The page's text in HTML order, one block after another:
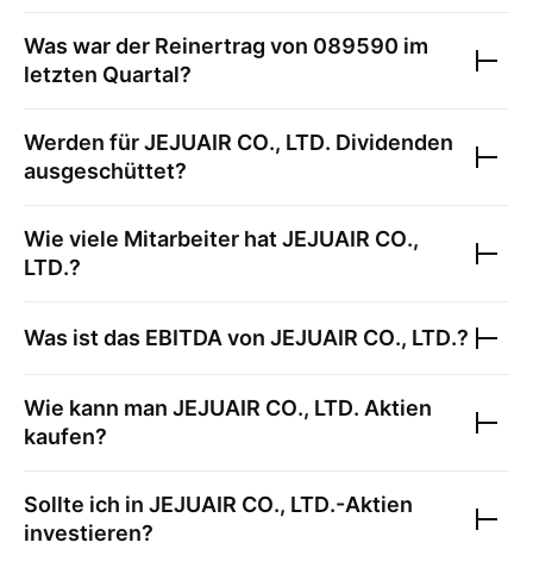
Was war der Reinertrag von 089590 im
letzten Quartal?
Werden fürJEJUAIR CO., LTD. Dividenden
ausgeschüttet?
Wie viele Mitarbeiter hat JEJUAIR CO.,
LTD.?
Was ist das EBITDA von JEJUAIR CO., LTD.?
Wie kann man JEJUAIR CO., LTD. Aktien
kaufen?
Sollte ich in JEJUAIR CO., LTD.-Aktien
investieren?